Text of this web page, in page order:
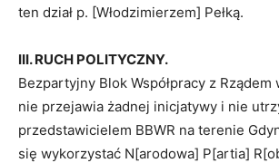
ten dział p. [Włodzimierzem] Pełką.
III. RUCH POLITYCZNY.
Bezpartyjny Blok Współpracy z Rządem
nie przejawia żadnej inicjatywy i nie
przedstawicielem BBWR na terenie
się wykorzystać N[arodowa] P[artia]